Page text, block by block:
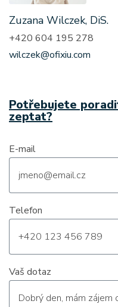
Zuzana Wilczek, DiS.
+420 604 195 278
wilczek@ofixiu.com
Potřebujete
zeptat?
E-mail
Telefon
Vaš dotaz